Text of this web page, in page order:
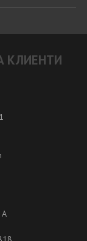
КЛИЕНТИ